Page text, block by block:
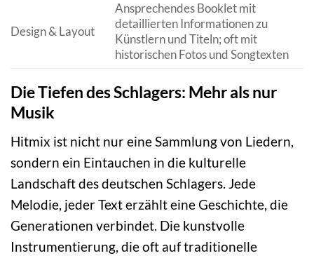
Design & Layout
Ansprechendes Booklet mit
detaillierten Informationen zu
Künstlern und Titeln; oft mit
historischen Fotos und Songtexten
Die Tiefen des Schlagers: Mehr als nur
Musik
Hitmix ist nicht nur eine Sammlung von Liedern,
sondern ein Eintauchen in die kulturelle
Landschaft des deutschen Schlagers. Jede
Melodie, jeder Text erzählt eine Geschichte, die
Generationen verbindet. Die kunstvolle
Instrumentierung, die oft auf traditionelle